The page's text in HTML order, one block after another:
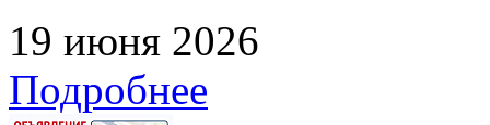
19 июня 2026
Подробнее